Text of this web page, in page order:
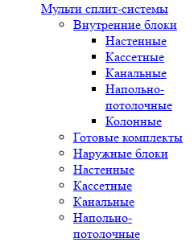
Мульти сплит-системы
Внутренние блоки
Настенные
Кассетные
Канальные
Напольно-
потолочные
Колонные
Готовые комплекты
Наружные блоки
Настенные
Кассетные
Канальные
Напольно-
потолочные